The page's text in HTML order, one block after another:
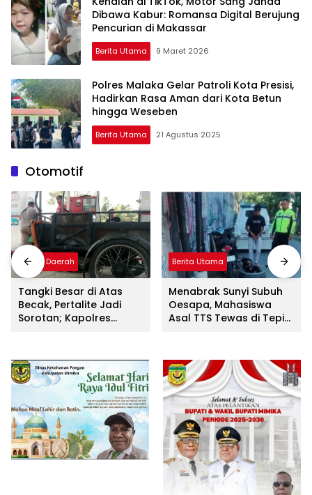
Dibawa Kabur: Romansa Digital Berujung
Pencurian di Makassar
Berita Utama 9 Maret 2026
Polres Malaka Gelar Patroli Kota Presisi,
Hadirkan Rasa Aman dari Kota Betun
hingga Weseben
Berita Utama 21 Agustus 2025
Otomotif
Berita Daerah
Tangki Besar di Atas
Becak, Pertalite Jadi
Sorotan; Kapolres
Ditindak
Berita Utama
Menabrak Sunyi Subuh
Oesapa, Mahasiswa
Asal TTS Tewas di Tepi